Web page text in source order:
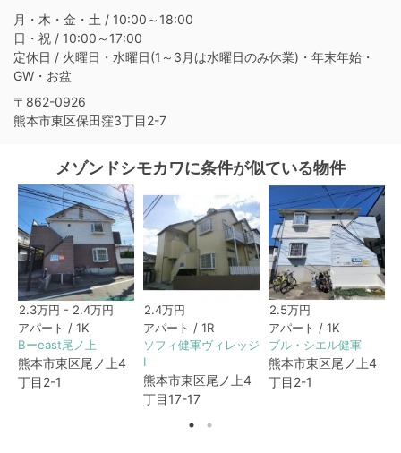
月・木・金・土 / 10:00～18:00
日・祝 / 10:00～17:00
定休日 / 火曜日・水曜日(1～3月は水曜日のみ休業)・年末年始・
GW・お盆
〒862-0926
熊本市東区保田窪3丁目2-7
メゾンドシモカワに条件が似ている物件
2.3万円 - 2.4万円
アパート / 1K
Bーeast尾ノ上
熊本市東区尾ノ上4
丁目2-1
2.4万円
アパート / 1R
ソフィ健軍ヴィレッジ
Ⅰ
熊本市東区尾ノ上4
丁目17-17
2.5万円
アパート / 1K
ブル・シエル健軍
熊本市東区尾ノ上4
丁目2-1